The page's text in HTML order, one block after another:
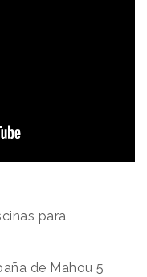
para
de Mahou 5